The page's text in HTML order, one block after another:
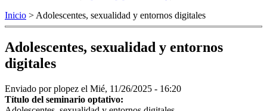
Inicio > Adolescentes, sexualidad y entornos digitales
Adolescentes, sexualidad y entornos
digitales
Enviado porplopez el Mié, 11/26/2025 - 16:20
Título del seminario optativo: